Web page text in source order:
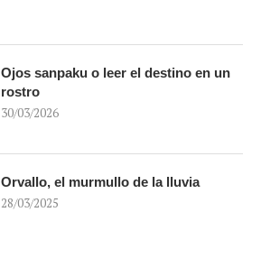
Ojos sanpaku o leer el destino en un
rostro
30/03/2026
Orvallo, el murmullo de la lluvia
28/03/2025